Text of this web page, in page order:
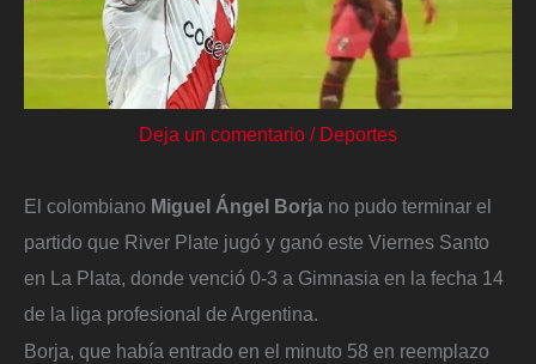
Deja un comentario / Deportes
El colombiano Miguel Ángel Borja no pudo terminar el
partido que River Plate jugó y ganó este Viernes Santo
en La Plata, donde venció 0-3 a Gimnasia en la fecha 14
de la liga profesional de Argentina.
Borja, que había entrado en el minuto 58 en reemplazo